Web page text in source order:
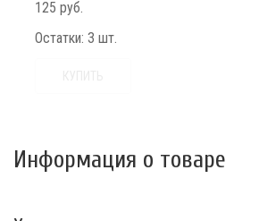
125 руб.
Остатки: 3 шт.
Информация о товаре